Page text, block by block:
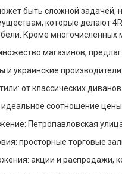
быть сложной задачей,
которые делают
Кроме многочисленных
магазинов,
и украинские
от классических
соотношение цены
Петропавловская
просторные торговые
акции и распродажи,